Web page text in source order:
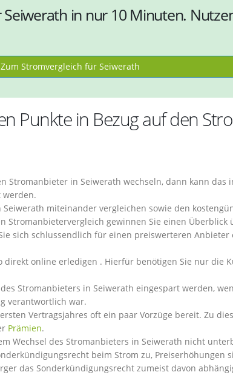
in nur 10 Minuten.
Zum Stromvergleich für Seiwerath
Punkte in Bezug auf den
Stromanbieter in Seiwerath wechseln, dann kann das
werden.
miteinander vergleichen sowie den
Stromanbietervergleich gewinnen Sie einen Überblick
sich schlussendlich für einen preiswerteren Anbieter
direkt online erledigen . Hierfür benötigen Sie nur die
Stromanbieters in Seiwerath eingespart werden,
verantwortlich war.
Vertragsjahres oft ein paar Vorzüge bereit. Zu
Prämien.
Wechsel des Stromanbieters in Seiwerath nicht
beim Strom zu, Preiserhöhungen
das Sonderkündigungsrecht zumeist davon